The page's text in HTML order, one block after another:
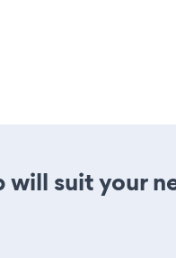
suit your